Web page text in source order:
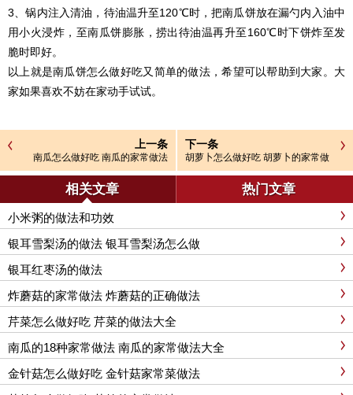
3、锅内注入清油，待油温升至120℃时，把南瓜饼放在漏勺内入油中
用小火浸炸，至南瓜饼膨胀，捞出待油温再升至160℃时下饼炸至发
脆时即好。
以上就是南瓜饼怎么做好吃又简单的做法，希望可以帮助到大家。大
家如果喜欢不妨在家动手试试。
上一条
南瓜怎么做好吃 南瓜的家常做法
下一条
胡萝卜怎么做好吃 胡萝卜的家常做
相关文章 热门文章
小米粥的做法和功效
银耳雪梨汤的做法 银耳雪梨汤怎么做
银耳红枣汤的做法
炸蘑菇的家常做法 炸蘑菇的正确做法
芹菜怎么做好吃 芹菜的做法大全
南瓜的18种家常做法 南瓜的家常做法大全
金针菇怎么做好吃 金针菇家常菜做法